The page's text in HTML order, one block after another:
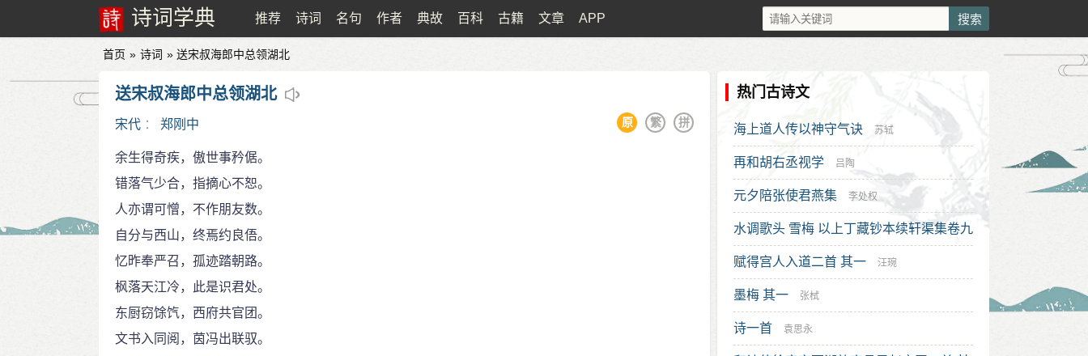
诗词学典 推荐 诗词 名句 作者 典故 百科 古籍 文章 APP
首页 » 诗词 » 送宋叔海郎中总领湖北
送宋叔海郎中总领湖北
宋代 ： 郑刚中 拼
繁
原
余生得奇疾，傲世事矜倨。
错落气少合，指摘心不恕。
人亦谓可憎，不作朋友数。
自分与西山，终焉约良俉。
忆昨奉严召，孤迹踏朝路。
枫落天江冷，此是识君处。
东厨窃馀饩，西府共官团。
文书入同阅，茵冯出联驭。
热门古诗文
海上道人传以神守气诀 苏轼
再和胡右丞视学 吕陶
元夕陪张使君燕集 李处权
水调歌头 雪梅 以上丁藏钞本续轩渠集卷九
词 洪希文
赋得宫人入道二首 其一 汪琬
墨梅 其一 张栻
诗一首 袁思永